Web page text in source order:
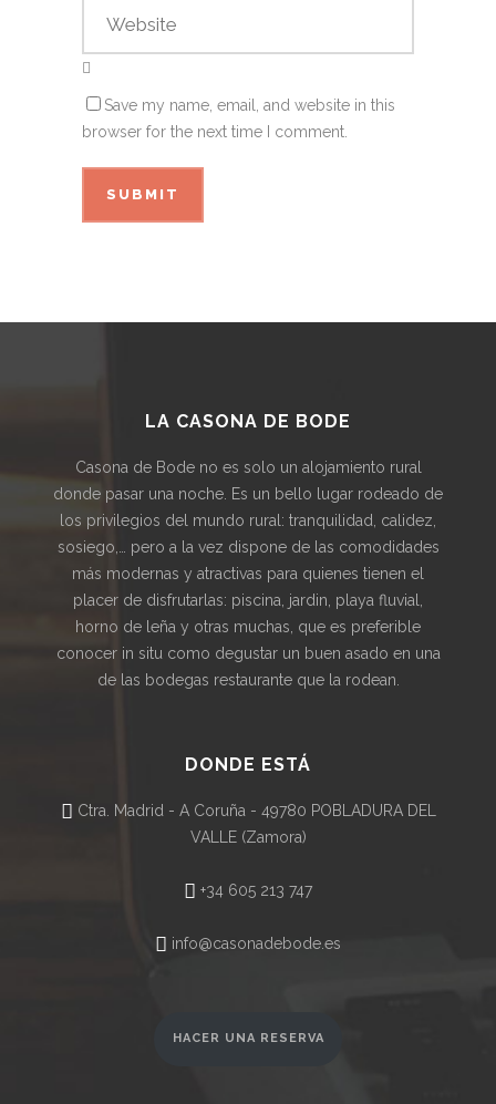
Save my name, email, and website in this
browser for the next time I comment.
LA CASONA DE BODE
Casona de Bode no es solo un alojamiento rural
donde pasar una noche. Es un bello lugar rodeado de
los privilegios del mundo rural: tranquilidad, calidez,
sosiego,… pero a la vez dispone de las comodidades
más modernas y atractivas para quienes tienen el
placer de disfrutarlas: piscina, jardin, playa fluvial,
horno de leña y otras muchas, que es preferible
conocer in situ como degustar un buen asado en una
de las bodegas restaurante que la rodean.
DONDE ESTÁ
Ctra. Madrid - A Coruña - 49780 POBLADURA DEL
VALLE (Zamora)
+34 605 213 747
info@casonadebode.es
HACER UNA RESERVA